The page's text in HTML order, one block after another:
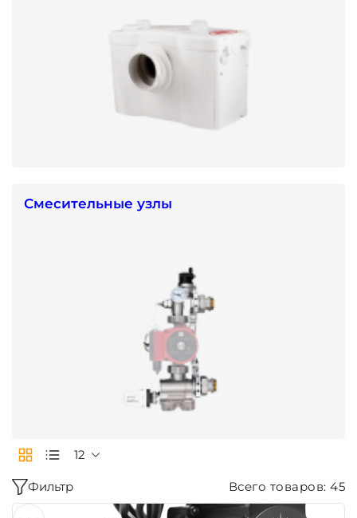
Смесительные узлы
Фильтр Всего товаров: 45
12